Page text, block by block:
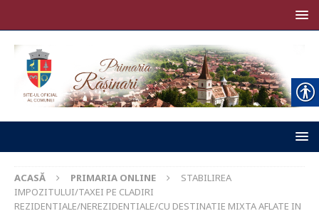
ACASĂ PRIMARIA ONLINE
STABILIREA
IMPOZITULUI/TAXEI PE CLADIRI
REZIDENTIALE/NEREZIDENTIALE/CU DESTINATIE MIXTA AFLATE IN